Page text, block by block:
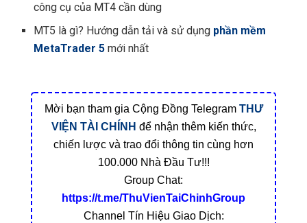
công cụ của MT4 cần dùng
MT5 là gì? Hướng dẫn tải và sử dụng phần mềm
MetaTrader 5 mới nhất
Mời bạn tham gia Cộng Đồng Telegram THƯ
VIỆN TÀI CHÍNH để nhận thêm kiến thức,
chiến lược và trao đổi thông tin cùng hơn
100.000 Nhà Đầu Tư!!!
Group Chat:
https://t.me/ThuVienTaiChinhGroup
Channel Tín Hiệu Giao Dịch: